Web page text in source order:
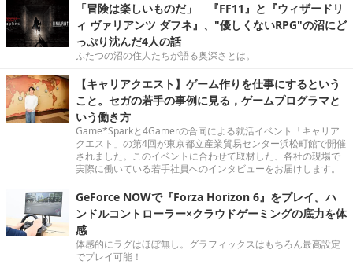
「冒険は楽しいものだ」 ─『FF11』と『ウィザードリ
ィ ヴァリアンツ ダフネ』、"優しくないRPG"の沼にど
っぷり沈んだ4人の話
ふたつの沼の住人たちが語る奥深さとは。
【キャリアクエスト】ゲーム作りを仕事にするという
こと。セガの若手の事例に見る，ゲームプログラマと
いう働き方
Game*Sparkと4Gamerの合同による就活イベント「キャリア
クエスト」の第4回が東京都立産業貿易センター浜松町館で開催
されました。このイベントに合わせて取材した、各社の現場で
実際に働いている若手社員へのインタビューをお届けします。
GeForce NOWで『Forza Horizon 6』をプレイ。ハ
ンドルコントローラー×クラウドゲーミングの底力を体
感
体感的にラグはほぼ無し。グラフィックスはもちろん最高設定
でプレイ可能！